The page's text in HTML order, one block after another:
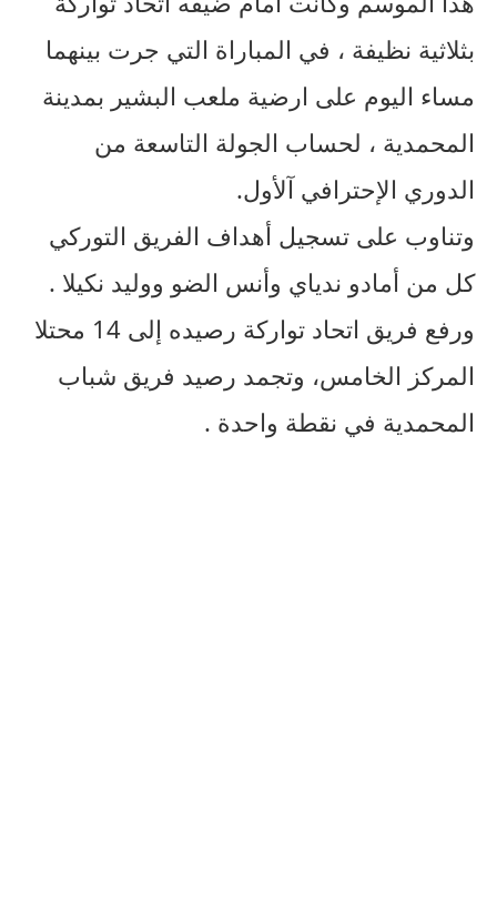
بثلاثية نظيفة ، في المباراة التي جرت بينهما
مساء اليوم على ارضية ملعب البشير بمدينة
المحمدية ، لحساب الجولة التاسعة من
الدوري الإحترافي آلأول.
وتناوب على تسجيل أهداف الفريق التوركي
كل من أمادو ندياي وأنس الضو ووليد نكيلا .
ورفع فريق اتحاد تواركة رصيده إلى 14 محتلا
المركز الخامس، وتجمد رصيد فريق شباب
المحمدية في نقطة واحدة .